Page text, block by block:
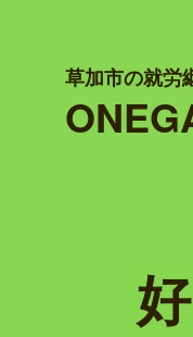
草加市の就労